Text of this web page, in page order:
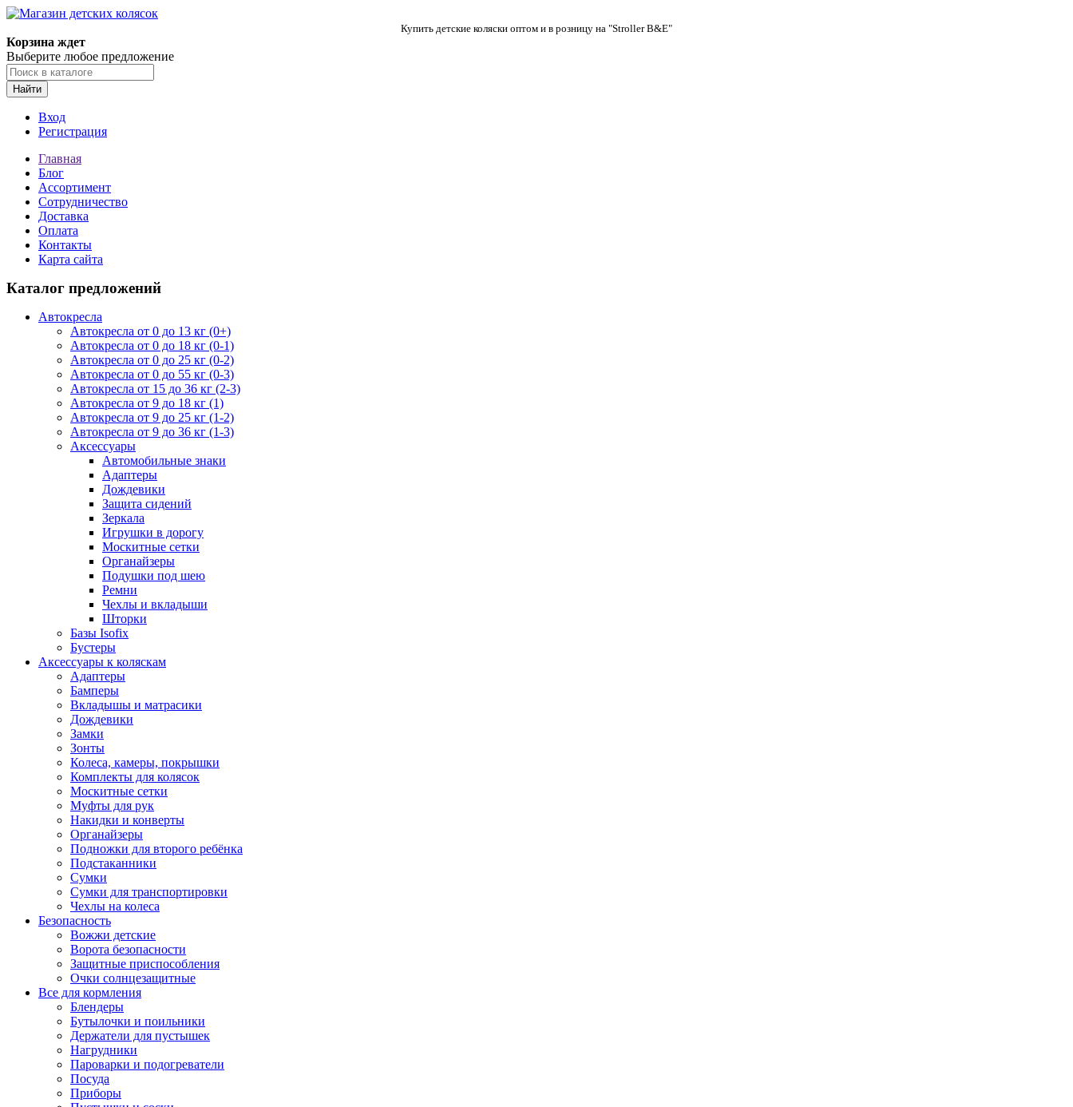
Купить детские коляски оптом и в розницу на "Stroller B&E"
Корзина ждет
Выберите любое предложение
Найти
Вход
Регистрация
Главная
Блог
Ассортимент
Сотрудничество
Доставка
Оплата
Контакты
Карта сайта
Каталог предложений
Автокресла
Автокресла от 0 до 13 кг (0+)
Автокресла от 0 до 18 кг (0-1)
Автокресла от 0 до 25 кг (0-2)
Автокресла от 0 до 55 кг (0-3)
Автокресла от 15 до 36 кг (2-3)
Автокресла от 9 до 18 кг (1)
Автокресла от 9 до 25 кг (1-2)
Автокресла от 9 до 36 кг (1-3)
Аксессуары
Автомобильные знаки
Адаптеры
Дождевики
Защита сидений
Зеркала
Игрушки в дорогу
Москитные сетки
Органайзеры
Подушки под шею
Ремни
Чехлы и вкладыши
Шторки
Базы Isofix
Бустеры
Аксессуары к коляскам
Адаптеры
Бамперы
Вкладышы и матрасики
Дождевики
Замки
Зонты
Колеса, камеры, покрышки
Комплекты для колясок
Москитные сетки
Муфты для рук
Накидки и конверты
Органайзеры
Подножки для второго ребёнка
Подстаканники
Сумки
Сумки для транспортировки
Чехлы на колеса
Безопасность
Вожжи детские
Ворота безопасности
Защитные приспособления
Очки солнцезащитные
Все для кормления
Блендеры
Бутылочки и поильники
Держатели для пустышек
Нагрудники
Пароварки и подогреватели
Посуда
Приборы